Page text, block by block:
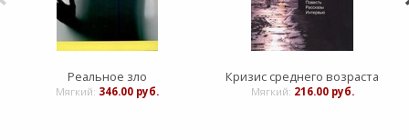
Реальное зло
Мягкий: 346.00 руб.
Кризис среднего возраста
Мягкий: 216.00 руб.